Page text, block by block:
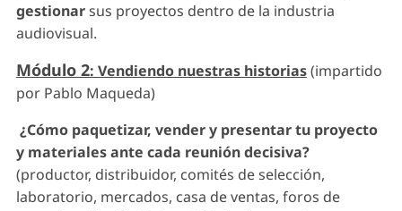
gestionarsus proyectos dentro de la industria
audiovisual.
Módulo 2: Vendiendo nuestras historias(impartido
por Pablo Maqueda)
¿Cómo paquetizar, vender y presentar tu proyecto
y materiales ante cada reunión decisiva?
(productor, distribuidor, comités de selección,
laboratorio, mercados, casa de ventas, foros de